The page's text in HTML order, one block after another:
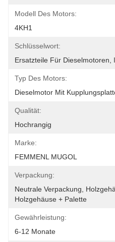
Modell Des Motors:
4KH1
Schlüsselwort:
Ersatzteile Für Dieselmotoren,
Typ Des Motors:
Dieselmotor Mit
Qualität:
Hochrangig
Marke:
FEMMENL MUGOL
Verpackung:
Neutrale Verpackung,
Holzgehäuse + Palette
Gewährleistung:
6-12 Monate